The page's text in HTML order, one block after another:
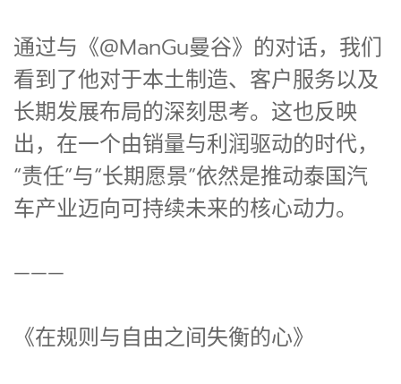
通过与《@ManGu曼谷》的对话，我们
看到了他对于本土制造、客户服务以及
长期发展布局的深刻思考。这也反映
出，在一个由销量与利润驱动的时代，
“责任”与“长期愿景”依然是推动泰国汽
车产业迈向可持续未来的核心动力。
———
《在规则与自由之间失衡的心》